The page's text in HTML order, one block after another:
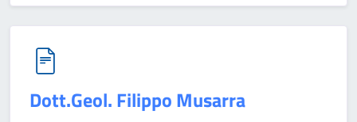
Dott.Geol. Filippo Musarra